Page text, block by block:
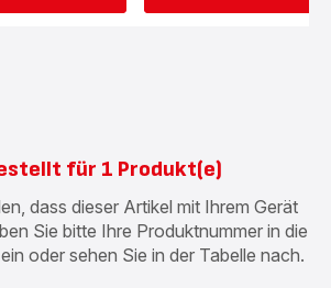
für 1 Produkt(e)
dass dieser Artikel mit Ihrem Gerät
Sie bitte Ihre Produktnummer in die
oder sehen Sie in der Tabelle nach.